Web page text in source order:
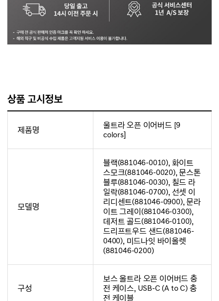
상품 고시정보
제품명
울트라 오픈 이어버드 [9
colors]
모델명
블랙(881046-0010), 화이트
스모크(881046-0020), 문스톤
블루(881046-0030), 칠드 라
일락(881046-0700), 선셋 이
리디센트(881046-0900), 문라
이트 그레이(881046-0300),
데저트 골드(881046-0100),
드리프트우드 샌드(881046-
0400), 미드나잇 바이올렛
(881046-0200)
구성
보스 울트라 오픈 이어버드 충
전 케이스, USB-C (A to C) 충
전 케이블